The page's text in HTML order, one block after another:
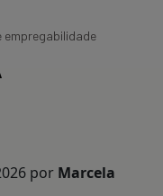
empregabilidade
por Marcela